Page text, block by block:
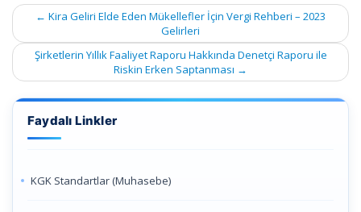
Post
navigation
← Kira Geliri Elde Eden Mükellefler İçin Vergi Rehberi – 2023
Gelirleri
Şirketlerin Yıllık Faaliyet Raporu Hakkında Denetçi Raporu ile
Riskin Erken Saptanması →
Faydalı Linkler
KGK Standartlar (Muhasebe)